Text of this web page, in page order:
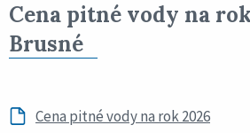
Cena pitné vody na
Brusné
Cena pitné vody na rok 2026